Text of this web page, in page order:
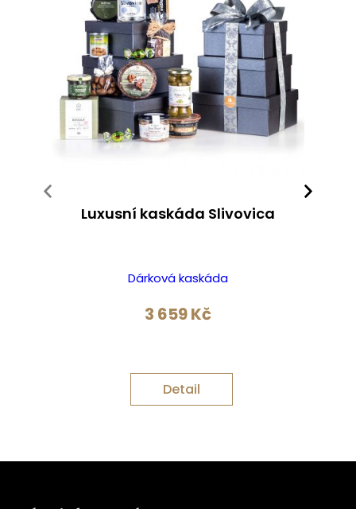
Luxusní kaskáda Slivovica
Dárková kaskáda
3 659Kč
Detail